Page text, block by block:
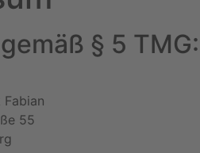
§ 5 TMG:
Fabian
55